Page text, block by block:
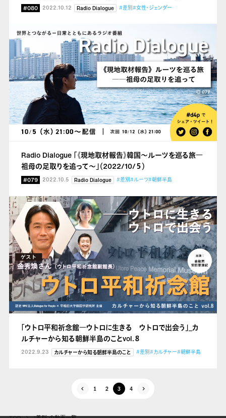
#080 2022.10.12 Radio Dialogue #差別#女性・ジェンダー
Radio Dialogue 「《現地取材報告》韓国～ルーツを巡る旅―
祖母の足取りを追って～」（2022/10/５）
#079 2022.10.5 Radio Dialogue #差別#ルーツ#朝鮮半島
「ウトロ平和祈念館―ウトロに生きる ウトロで出会う」_カ
ルチャーから知る朝鮮半島のことvol.８
2022.9.23 カルチャーから知る朝鮮半島のこと #差別#カルチャー#朝鮮半島
1 2 3 4